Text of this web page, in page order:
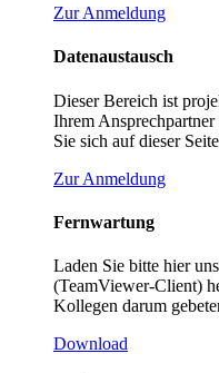
Zur Anmeldung
Datenaustausch
Dieser Bereich ist
Ihrem
Sie sich auf dieser
Zur Anmeldung
Fernwartung
Laden Sie bitte hier
(TeamViewer-Client)
Kollegen darum
Download